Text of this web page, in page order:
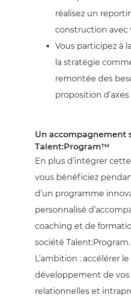
réalisez un
construction avec
Vous participez à
la stratégie
remontée des
proposition
Un accompagnement
Talent:Program™
En plus d’intégrer
vous bénéficiez
d’un programme
personnalisé
coaching et de
société Talent:Program.
L’ambition : accélérer le
développement de
relationnelles et